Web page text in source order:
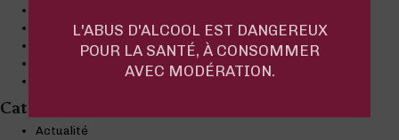
février 2019
janvier 2019
Categories
Actualité
L'ABUS D'ALCOOL EST DANGEREUX
POUR LA SANTÉ, À CONSOMMER
AVEC MODÉRATION.